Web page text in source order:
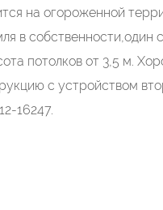
на огороженной
в собственности,один
потолков от 3,5 м.
с устройством
16247.